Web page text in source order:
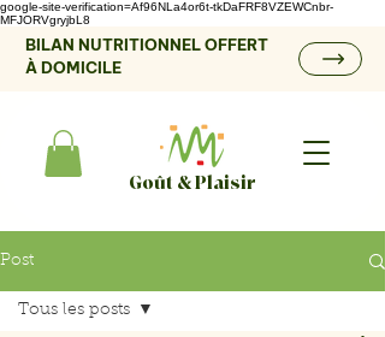
google-site-verification=Af96NLa4or6t-tkDaFRF8VZEWCnbr-
MFJORVgryjbL8
BILAN NUTRITIONNEL OFFERT
À DOMICILE
Goût & Plaisir
Post
Tous les posts